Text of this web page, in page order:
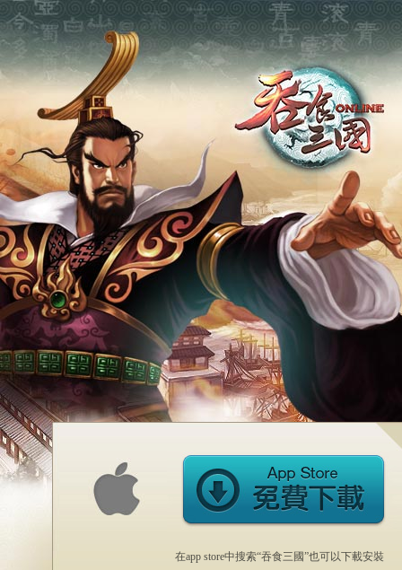
在app store中搜索“吞食三國”也可以下載安裝